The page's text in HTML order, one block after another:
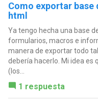
Como exportar
html
Ya tengo hecha una base
formularios, macros e
manera de exportar todo
debería hacerlo. Mi idea es
(los...
1 respuesta